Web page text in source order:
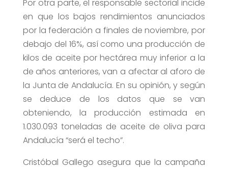
Por otra parte, el responsable sectorial incide
en que los bajos rendimientos anunciados
por la federación a finales de noviembre, por
debajo del 16%, así como una producción de
kilos de aceite por hectárea muy inferior a la
de años anteriores, van a afectar al aforo de
la Junta de Andalucía. En su opinión, y según
se deduce de los datos que se van
obteniendo, la producción estimada en
1.030.093 toneladas de aceite de oliva para
Andalucía “será el techo”.
Cristóbal Gallego asegura que la campaña